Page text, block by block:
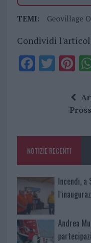
TEMI: Geovillage
Condividi
F
o
k
T Pi
te
re
NOTIZIE RECENTI
Incendi, a
Andrea